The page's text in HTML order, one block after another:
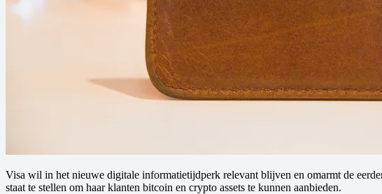
Visa wil in het nieuwe digitale informatietijdperk relevant blijven en omarmt de
staat te stellen om haar klanten bitcoin en crypto assets te kunnen aanbieden.